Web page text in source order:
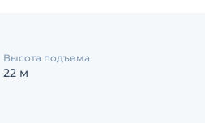
Высота подъема
22 м